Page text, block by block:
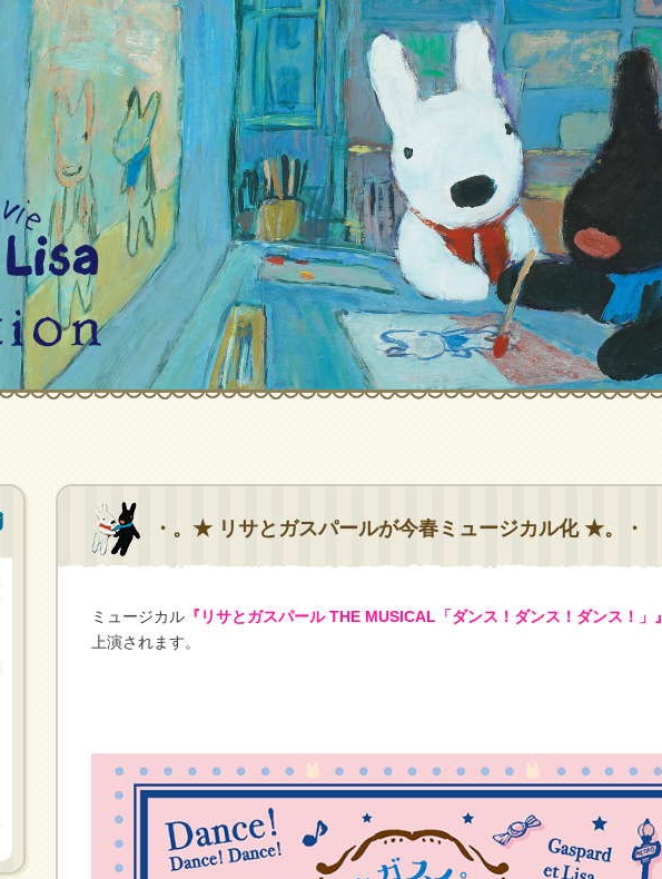
・。★ リサとガスパールが今春ミュージカル化 ★。・
ミュージカル 『リサとガスパール THE MUSICAL「ダンス！ダンス！ダンス！」』
上演されます。